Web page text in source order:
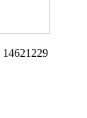
14621229